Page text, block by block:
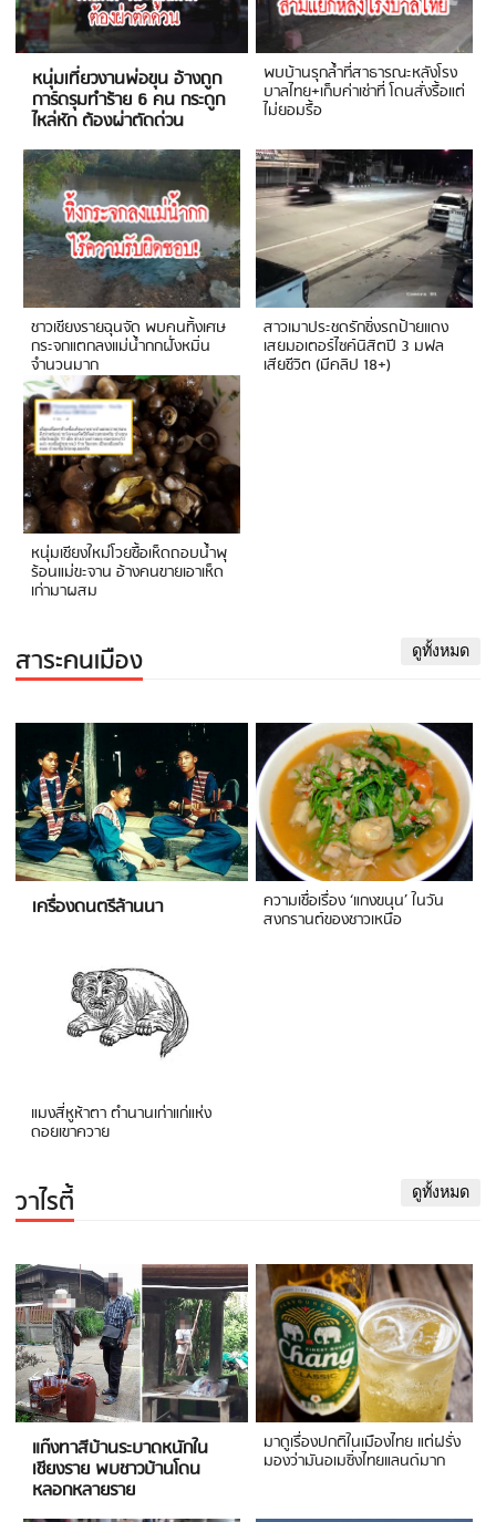
หนุ่มเที่ยวงานพ่อขุน อ้างถูก
การ์ดรุมทำร้าย 6 คน กระดูก
ไหล่หัก ต้องผ่าตัดด่วน
พบบ้านรุกล้ำที่สาธารณะหลังโรง
บาลไทย+เก็บค่าเช่าที่ โดนสั่งรื้อแต่
ไม่ยอมรื้อ
ชาวเชียงรายฉุนจัด พบคนทิ้งเศษ
กระจกแตกลงแม่น้ำกกฝั่งหมิ่น
จำนวนมาก
สาวเมาประชดรักซิ่งรถป้ายแดง
เสยมอเตอร์ไซค์นิสิตปี 3 มฟล
เสียชีวิต (มีคลิป 18+)
หนุ่มเชียงใหม่โวยซื้อเห็ดถอบน้ำพุ
ร้อนแม่ขะจาน อ้างคนขายเอาเห็ด
เก่ามาผสม
สาระคนเมือง ดูทั้งหมด
เครื่องดนตรีล้านนา ความเชื่อเรื่อง ‘แกงขนุน’ ในวัน
สงกรานต์ของชาวเหนือ
แมงสี่หูห้าตา ตำนานเก่าแก่แห่ง
ดอยเขาควาย
วาไรตี้ ดูทั้งหมด
แก๊งทาสีบ้านระบาดหนักใน
เชียงราย พบชาวบ้านโดน
หลอกหลายราย
มาดูเรื่องปกติในเมืองไทย แต่ฝรั่ง
มองว่ามันอเมซิ่งไทยแลนด์มาก